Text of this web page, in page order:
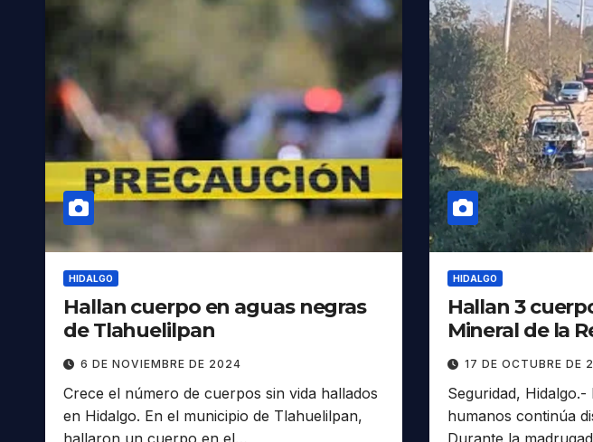
HIDALGO
Hallan cuerpo en aguas negras
de Tlahuelilpan
6 DE NOVIEMBRE DE 2024
Crece el número de cuerpos sin vida hallados
en Hidalgo. En el municipio de Tlahuelilpan,
HIDALGO
Hallan 3
Mineral de la
17 DE OCTUBRE DE
Seguridad,
humanos continúa